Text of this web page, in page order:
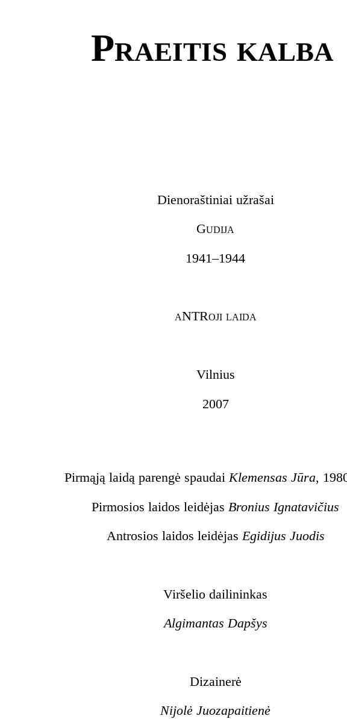
Praeitis kalba
Dienoraštiniai užrašai
Gudija
1941–1944
aNTRoji laida
Vilnius
2007
Pirmąją laidą parengė spaudaiKlemensas Jūra,
Pirmosios laidos leidėjas Bronius Ignatavičius
Antrosios laidos leidėjasEgidijus Juodis
Viršelio dailininkas
Algimantas Dapšys
Dizainerė
Nijolė Juozapaitienė